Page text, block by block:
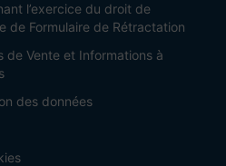
l’exercice du droit de
de Formulaire de Rétractation
de Vente et Informations à
des données